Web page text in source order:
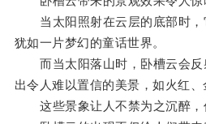
当太阳照射在云层的底部时，
犹如一片梦幻的童话世界。
而当太阳落山时，卧槽云会反
出令人难以置信的美景，如火红、
这些景象让人不禁为之沉醉，